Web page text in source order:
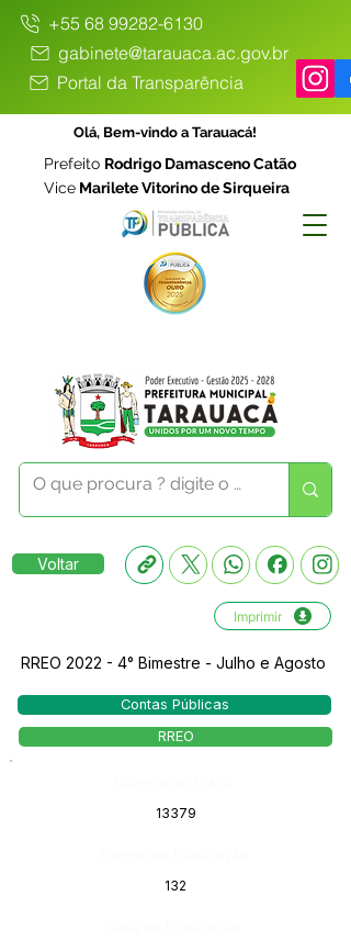
+55 68 99282-6130
gabinete@tarauaca.ac.gov.br
Portal da Transparência
Olá, Bem-vindo a Tarauacá!
Prefeito Rodrigo Damasceno Catão
Vice Marilete Vitorino de Sirqueira
Voltar
Imprimir
RREO 2022 - 4° Bimestre - Julho e Agosto
Contas Públicas
RREO
13379
132